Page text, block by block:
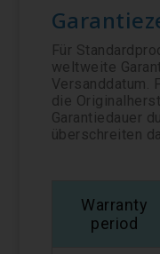
Für
weltweite
Versanddatum.
die
Garantiedauer
überschreiten
Warranty
period